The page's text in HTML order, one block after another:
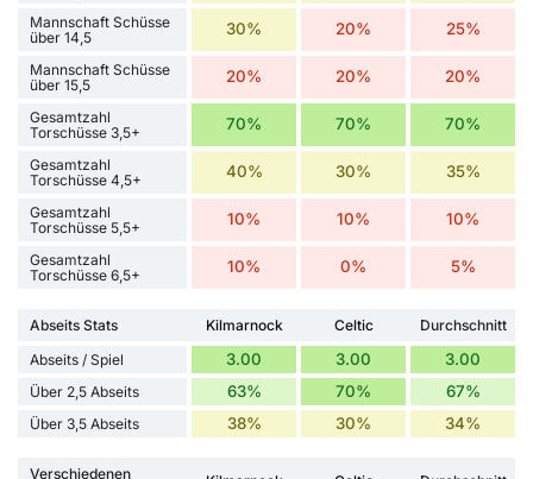
Mannschaft Schüsse
über 14,5
30% 20% 25%
Mannschaft Schüsse
über 15,5
20% 20% 20%
Gesamtzahl
Torschüsse 3,5+
70% 70% 70%
Gesamtzahl
Torschüsse 4,5+
40% 30% 35%
Gesamtzahl
Torschüsse 5,5+
10% 10% 10%
Gesamtzahl
Torschüsse 6,5+
10% 0% 5%
Abseits Stats Kilmarnock Celtic
Durchschnitt
Abseits / Spiel
3.00 3.00 3.00
Über 2,5 Abseits 63% 70% 67%
Über 3,5 Abseits 38% 30% 34%
Verschiedenen